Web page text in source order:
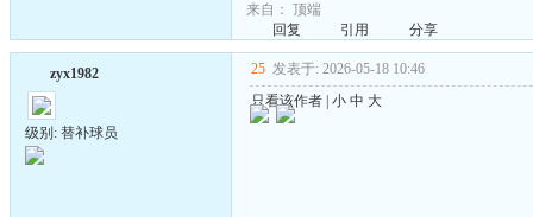
来自： 顶端
回复
引用 分享
zyx1982
级别: 替补球员
25 发表于: 2026-05-18 10:46
只看该作者 小 中 大